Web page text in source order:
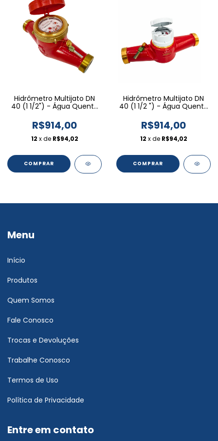
Hidrômetro Multijato DN
40 (1 1/2") - Água Quente
R$914,00
12 x de R$94,02
COMPRAR
Hidrômetro Multijato DN
40 (1 1/2 ") - Água Quente
Plana
R$914,00
12 x de R$94,02
COMPRAR
Menu
Início
Produtos
Quem Somos
Fale Conosco
Trocas e Devoluções
Trabalhe Conosco
Termos de Uso
Política de Privacidade
Entre em contato